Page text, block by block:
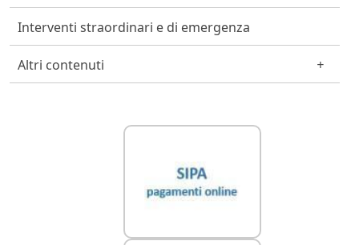
Interventi straordinari e di emergenza
Altri contenuti